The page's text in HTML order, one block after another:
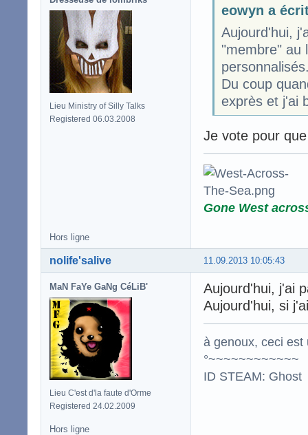
Lieu Ministry of Silly Talks
Registered 06.03.2008
eowyn a
Aujourd'hui,
"membre" au
Du coup
exprès et j'ai
Je vote pour
Gone West
Hors ligne
11.09.2013 10:05:43
nolife'salive
MaN FaYe GaNg CéLiB'
Lieu C'est d'la faute d'Orme
Registered 24.02.2009
Aujourd'hui, j'ai
Aujourd'hui, si
à genoux, ceci est
°~~~~~~~~~~~~
ID STEAM: Ghost
Hors ligne